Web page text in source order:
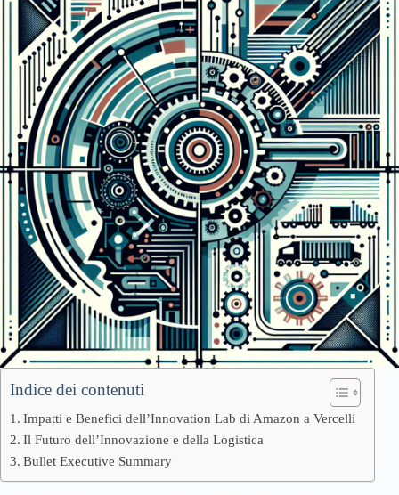
Indice dei contenuti
Impatti e Benefici dell’Innovation Lab di Amazon a Vercelli
Il Futuro dell’Innovazione e della Logistica
Bullet Executive Summary